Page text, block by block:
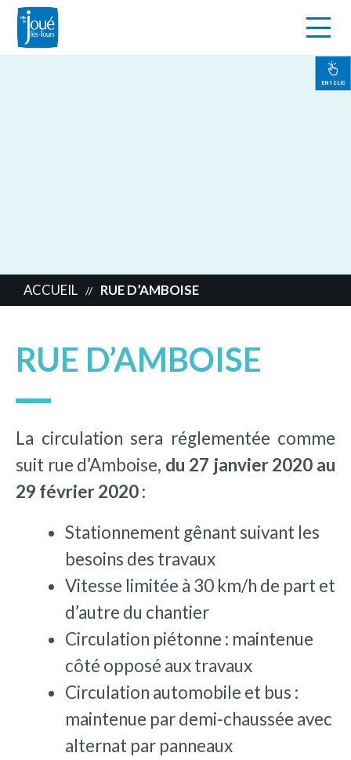
EN 1 CLIC
ACCUEIL // RUE D’AMBOISE
RUE D’AMBOISE
La circulation sera réglementée comme
suit rue d’Amboise, du 27 janvier 2020 au
29 février 2020 :
Stationnement gênant suivant les
besoins des travaux
Vitesse limitée à 30 km/h de part et
d’autre du chantier
Circulation piétonne : maintenue
côté opposé aux travaux
Circulation automobile et bus :
maintenue par demi-chaussée avec
alternat par panneaux